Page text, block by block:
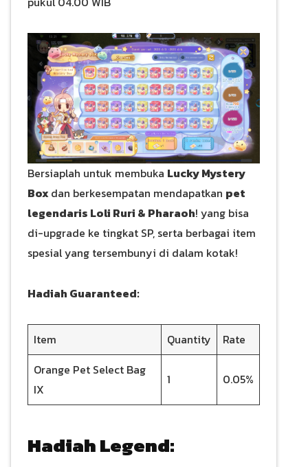
Bersiaplah untuk membuka Lucky Mystery
Boxdan berkesempatan mendapatkan pet
legendaris Loli Ruri & Pharaoh! yang bisa
di-upgrade ke tingkat SP, serta berbagai item
spesial yang tersembunyi di dalam kotak!
Hadiah Guaranteed:
Item Quantity
Rate
Orange Pet Select Bag
IX
1 0.05%
Hadiah Legend: